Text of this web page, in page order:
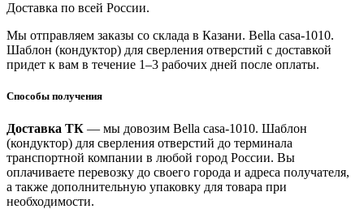
Доставка по всей России.
Мы отправляем заказы со склада в Казани. Bella casa-1010.
Шаблон (кондуктор) для сверления отверстий с доставкой
придет к вам в течение 1–3 рабочих дней после оплаты.
Способы получения
Доставка ТК — мы довозим Bella casa-1010. Шаблон
(кондуктор) для сверления отверстий до терминала
транспортной компании в любой город России. Вы
оплачиваете перевозку до своего города и адреса получателя,
а также дополнительную упаковку для товара при
необходимости.